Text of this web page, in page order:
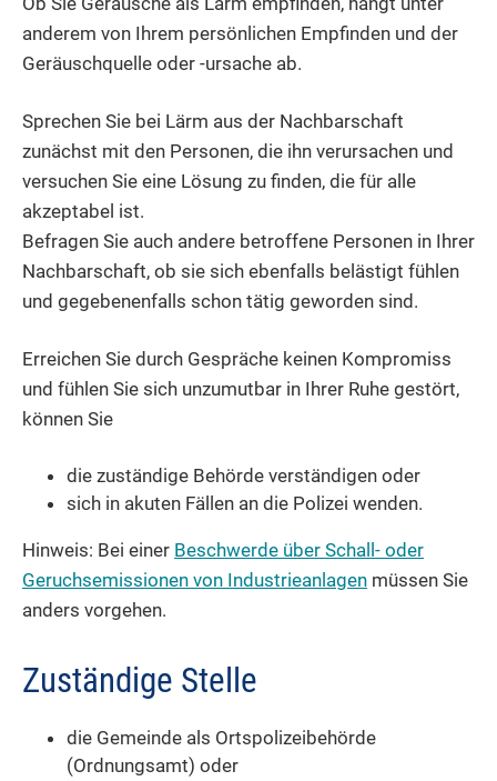
anderem von Ihrem persönlichen Empfinden und der
Geräuschquelle oder -ursache ab.
Sprechen Sie bei Lärm aus der Nachbarschaft
zunächst mit den Personen, die ihn verursachen und
versuchen Sie eine Lösung zu finden, die für alle
akzeptabel ist.
Befragen Sie auch andere betroffene Personen in Ihrer
Nachbarschaft, ob sie sich ebenfalls belästigt fühlen
und gegebenenfalls schon tätig geworden sind.
Erreichen Sie durch Gespräche keinen Kompromiss
und fühlen Sie sich unzumutbar in Ihrer Ruhe gestört,
können Sie
die zuständige Behörde verständigen oder
sich in akuten Fällen an die Polizei wenden.
Hinweis: Bei einer Beschwerde über Schall- oder
Geruchsemissionen von Industrieanlagen müssen Sie
anders vorgehen.
Zuständige Stelle
die Gemeinde als Ortspolizeibehörde
(Ordnungsamt) oder